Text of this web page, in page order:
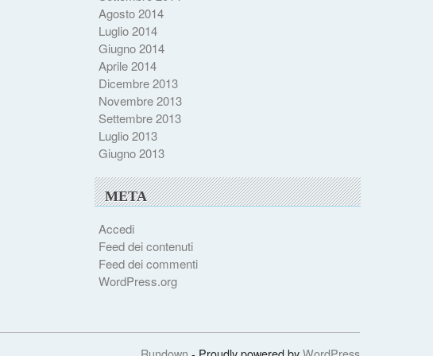
Agosto 2014
Luglio 2014
Giugno 2014
Aprile 2014
Dicembre 2013
Novembre 2013
Settembre 2013
Luglio 2013
Giugno 2013
META
Accedi
Feed dei contenuti
Feed dei commenti
WordPress.org